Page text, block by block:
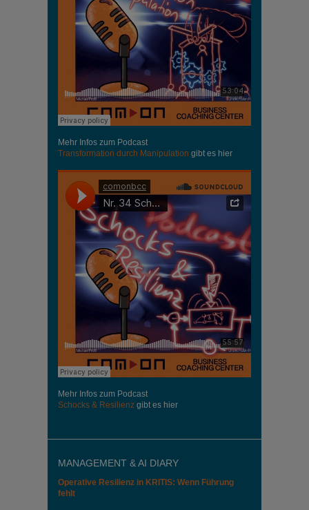
Mehr Infos zum Podcast
Transformation durch Manipulation gibt es hier
Mehr Infos zum Podcast
Schocks & Resilienz gibt es hier
MANAGEMENT & AI DIARY
Operative Resilienz in KRITIS: Wenn Führung
fehlt